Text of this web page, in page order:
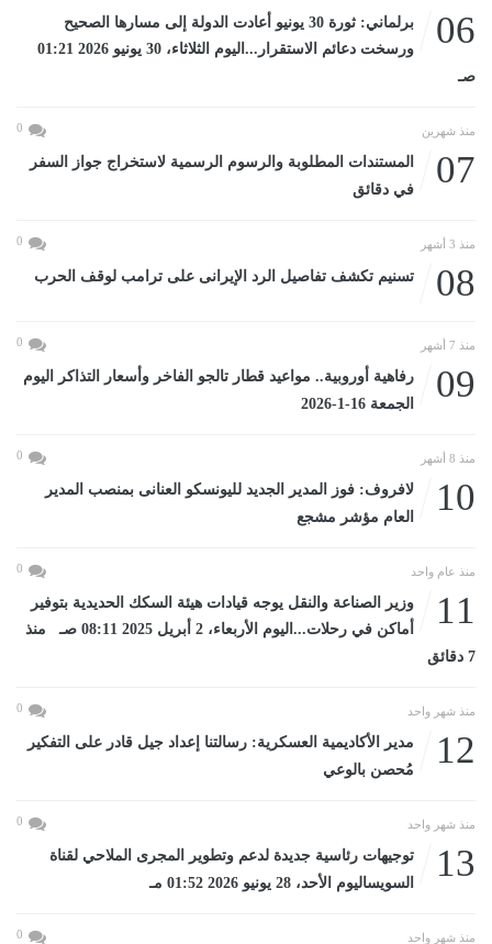
06
برلماني: ثورة 30 يونيو أعادت الدولة إلى مسارها الصحيح
ورسخت دعائم الاستقرار...اليوم الثلاثاء، 30 يونيو 2026 01:21
صـ
منذ شهرين 0
07
المستندات المطلوبة والرسوم الرسمية لاستخراج جواز السفر
في دقائق
منذ 3 أشهر 0
08 تسنيم تكشف تفاصيل الرد الإيرانى على ترامب لوقف الحرب
منذ 7 أشهر 0
09
رفاهية أوروبية.. مواعيد قطار تالجو الفاخر وأسعار التذاكر اليوم
الجمعة 16-1-2026
منذ 8 أشهر 0
10
لافروف: فوز المدير الجديد لليونسكو العنانى بمنصب المدير
العام مؤشر مشجع
منذ عام واحد 0
11
وزير الصناعة والنقل يوجه قيادات هيئة السكك الحديدية بتوفير
أماكن في رحلات...اليوم الأربعاء، 2 أبريل 2025 08:11 صـ منذ
7 دقائق
منذ شهر واحد 0
12
مدير الأكاديمية العسكرية: رسالتنا إعداد جيل قادر على التفكير
مُحصن بالوعي
منذ شهر واحد 0
13
توجيهات رئاسية جديدة لدعم وتطوير المجرى الملاحي لقناة
السويساليوم الأحد، 28 يونيو 2026 01:52 مـ
منذ شهر واحد 0